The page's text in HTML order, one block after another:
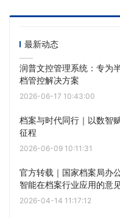
最新动态
润普文控管理系统：专为
档管控解决方案
2026-06-17 10:43:00
档案与时代同行｜以数智
征程
2026-06-09 10:11:31
官方转载｜国家档案局办
智能在档案行业应用的意
2026-04-14 11:17:12